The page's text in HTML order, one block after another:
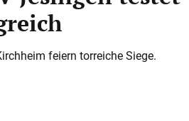
feiern torreiche Siege.